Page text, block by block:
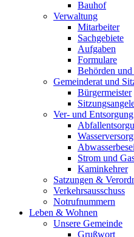
Bauhof
Verwaltung
Mitarbeiter
Sachgebiete
Aufgaben
Formulare
Behörden
Gemeinderat und
Bürgermeister
Ver- und Entsorgung
Strom und
Kaminkehrer
Satzungen &
Verkehrsausschuss
Notrufnummern
Leben & Wohnen
Unsere Gemeinde
Grußwort